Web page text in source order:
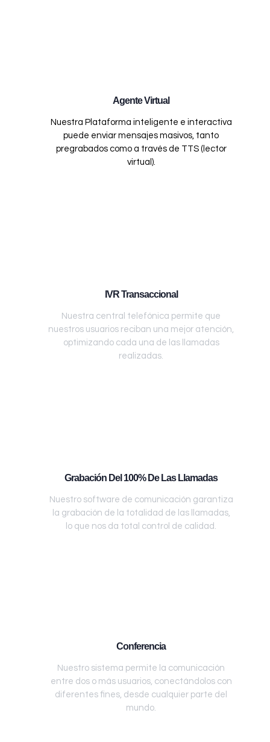
Agente Virtual
Nuestra Plataforma inteligente e interactiva
puede enviar mensajes masivos, tanto
pregrabados como a través de TTS (lector
virtual).
IVR Transaccional
Nuestra central telefónica permite que
nuestros usuarios reciban una mejor atención,
optimizando cada una de las llamadas
realizadas.
Grabación Del 100% De Las Llamadas
Nuestro software de comunicación garantiza
la grabación de la totalidad de las llamadas,
lo que nos da total control de calidad.
Conferencia
Nuestro sistema permite la comunicación
entre dos o más usuarios, conectándolos con
diferentes fines, desde cualquier parte del
mundo.